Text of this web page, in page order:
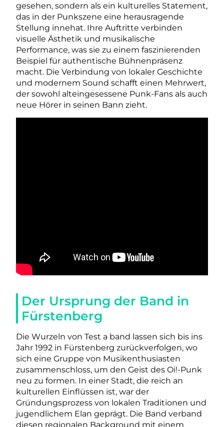
gesehen, sondern als ein kulturelles Statement,
das in der Punkszene eine herausragende
Stellung innehat. Ihre Auftritte verbinden
visuelle Ästhetik und musikalische
Performance, was sie zu einem faszinierenden
Beispiel für authentische Bühnenpräsenz
macht. Die Verbindung von lokaler Geschichte
und modernem Sound schafft einen Mehrwert,
der sowohl alteingesessene Punk-Fans als auch
neue Hörer in seinen Bann zieht.
Der Ursprung der Band in
Fürstenberg
Die Wurzeln von Test a band lassen sich bis ins
Jahr 1992 in Fürstenberg zurückverfolgen, wo
sich eine Gruppe von Musikenthusiasten
zusammenschloss, um den Geist des Oi!-Punk
neu zu formen. In einer Stadt, die reich an
kulturellen Einflüssen ist, war der
Gründungsprozess von lokalen Traditionen und
jugendlichem Elan geprägt. Die Band verband
diesen regionalen Background mit einem